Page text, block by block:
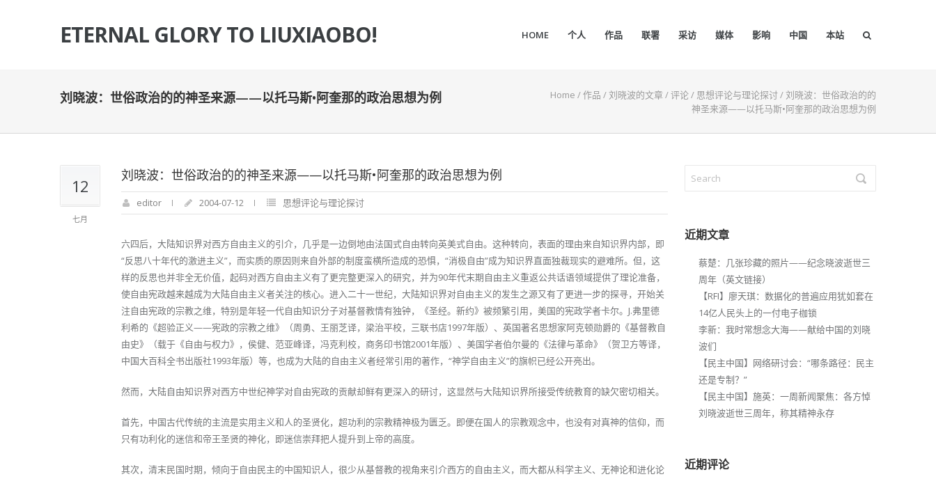
ETERNAL GLORY TO LIUXIAOBO! HOME 个人 作品 联署 采访 媒体 影响 中国 本站
刘晓波：世俗政治的的神圣来源——以托马斯•阿奎那的政治思想为例 Home /作品 /刘晓波的文章/评论/ 思想评论与理论探讨/刘晓波：世俗政治的的
神圣来源——以托马斯•阿奎那的政治思想为例
12
七月
刘晓波：世俗政治的的神圣来源——以托马斯•阿奎那的政治思想为例
editor 2004-07-12 思想评论与理论探讨
六四后，大陆知识界对西方自由主义的引介，几乎是一边倒地由法国式自由转向英美式自由。这种转向，表面的理由来自知识界内部，即
“反思八十年代的激进主义”，而实质的原因则来自外部的制度蛮横所造成的恐惧，“消极自由”成为知识界直面独裁现实的避难所。但，这
样的反思也并非全无价值，起码对西方自由主义有了更完整更深入的研究，并为90年代末期自由主义重返公共话语领域提供了理论准备，
使自由宪政越来越成为大陆自由主义者关注的核心。进入二十一世纪，大陆知识界对自由主义的发生之源又有了更进一步的探寻，开始关
注自由宪政的宗教之维，特别是年轻一代自由知识分子对基督教情有独钟，《圣经。新约》被频繁引用，美国的宪政学者卡尔。J.弗里德
利希的《超验正义——宪政的宗教之维》（周勇、王丽芝译，梁治平校，三联书店1997年版）、英国著名思想家阿克顿勋爵的《基督教自
由史》（载于《自由与权力》，侯健、范亚峰译，冯克利校，商务印书馆2001年版）、美国学者伯尔曼的《法律与革命》（贺卫方等译，
中国大百科全书出版社1993年版）等，也成为大陆的自由主义者经常引用的著作，“神学自由主义”的旗帜已经公开亮出。
然而，大陆自由知识界对西方中世纪神学对自由宪政的贡献却鲜有更深入的研讨，这显然与大陆知识界所接受传统教育的缺欠密切相关。
首先，中国古代传统的主流是实用主义和人的圣贤化，超功利的宗教精神极为匮乏。即便在国人的宗教观念中，也没有对真神的信仰，而
只有功利化的迷信和帝王圣贤的神化，即迷信崇拜把人提升到上帝的高度。
其次，清末民国时期，倾向于自由民主的中国知识人，很少从基督教的视角来引介西方的自由主义，而大都从科学主义、无神论和进化论
近期文章
蔡楚：几张珍藏的照片——纪念晓波逝世三
周年（英文链接）
【RFI】廖天琪：数据化的普遍应用犹如套在
14亿人民头上的一付电子枷锁
李新：我时常想念大海——献给中国的刘晓
波们
【民主中国】网络研讨会：“哪条路径：民主
还是专制？”
【民主中国】施英：一周新闻聚焦：各方悼
刘晓波逝世三周年，称其精神永存
近期评论